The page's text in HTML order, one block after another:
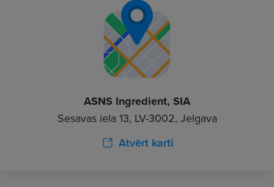
ASNS Ingredient, SIA
Sesavas iela 13, LV-3002, Jelgava
Atvērt karti